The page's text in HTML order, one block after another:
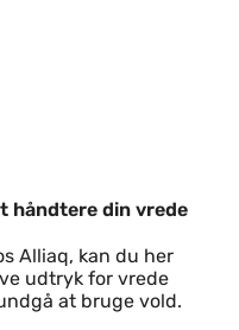
til at
håndtere din vrede
Alliaq, kan du her
udtryk for vrede
at bruge vold.